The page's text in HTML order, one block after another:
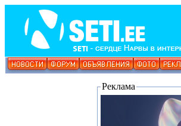
Реклама